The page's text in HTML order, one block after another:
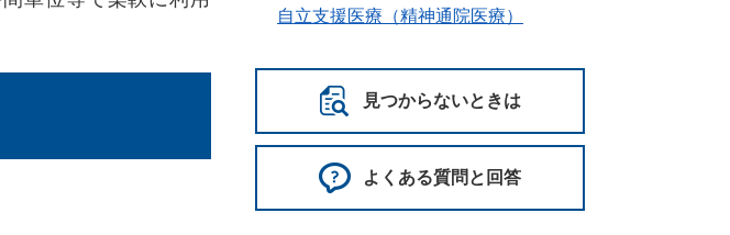
自立支援医療（精神通院医療）
見つからないときは
よくある質問と回答